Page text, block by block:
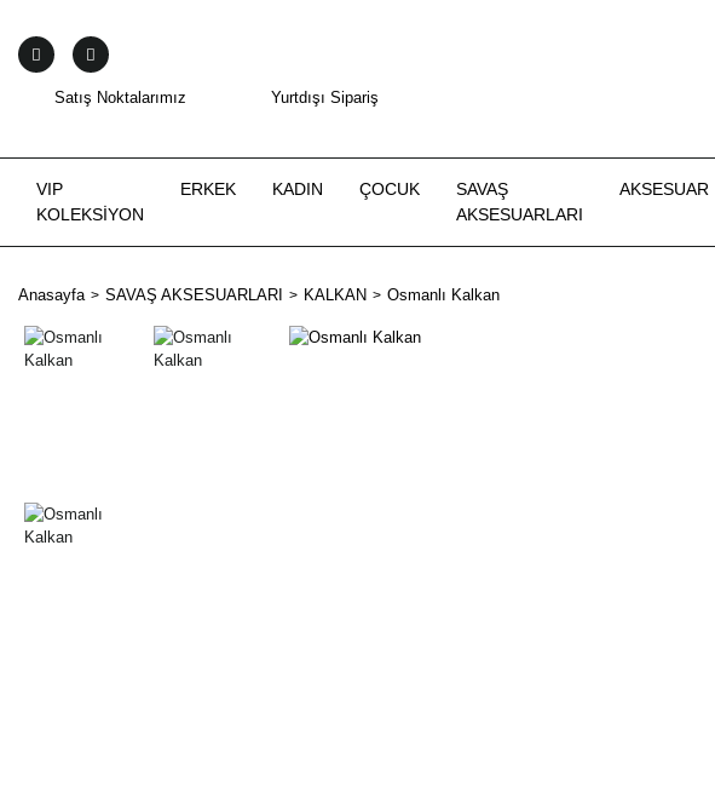
Satış Noktalarımız Yurtdışı Sipariş
VIP
KOLEKSİYON
ERKEK KADIN ÇOCUK
SAVAŞ
AKSESUARLARI
AKSESUAR
Anasayfa SAVAŞ AKSESUARLARI KALKAN Osmanlı Kalkan